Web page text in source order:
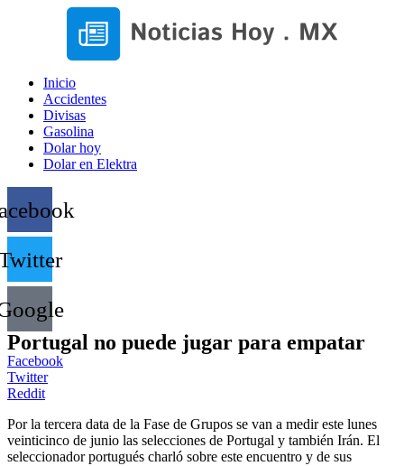
Inicio
Accidentes
Divisas
Gasolina
Dolar hoy
Dolar en Elektra
Portugal no puede jugar para empatar
Facebook
Twitter
Reddit
Por la tercera data de la Fase de Grupos se van a medir este lunes
veinticinco de junio las selecciones de Portugal y también Irán. El
seleccionador portugués charló sobre este encuentro y de sus